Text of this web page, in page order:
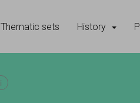
Thematic sets History
Show search help information